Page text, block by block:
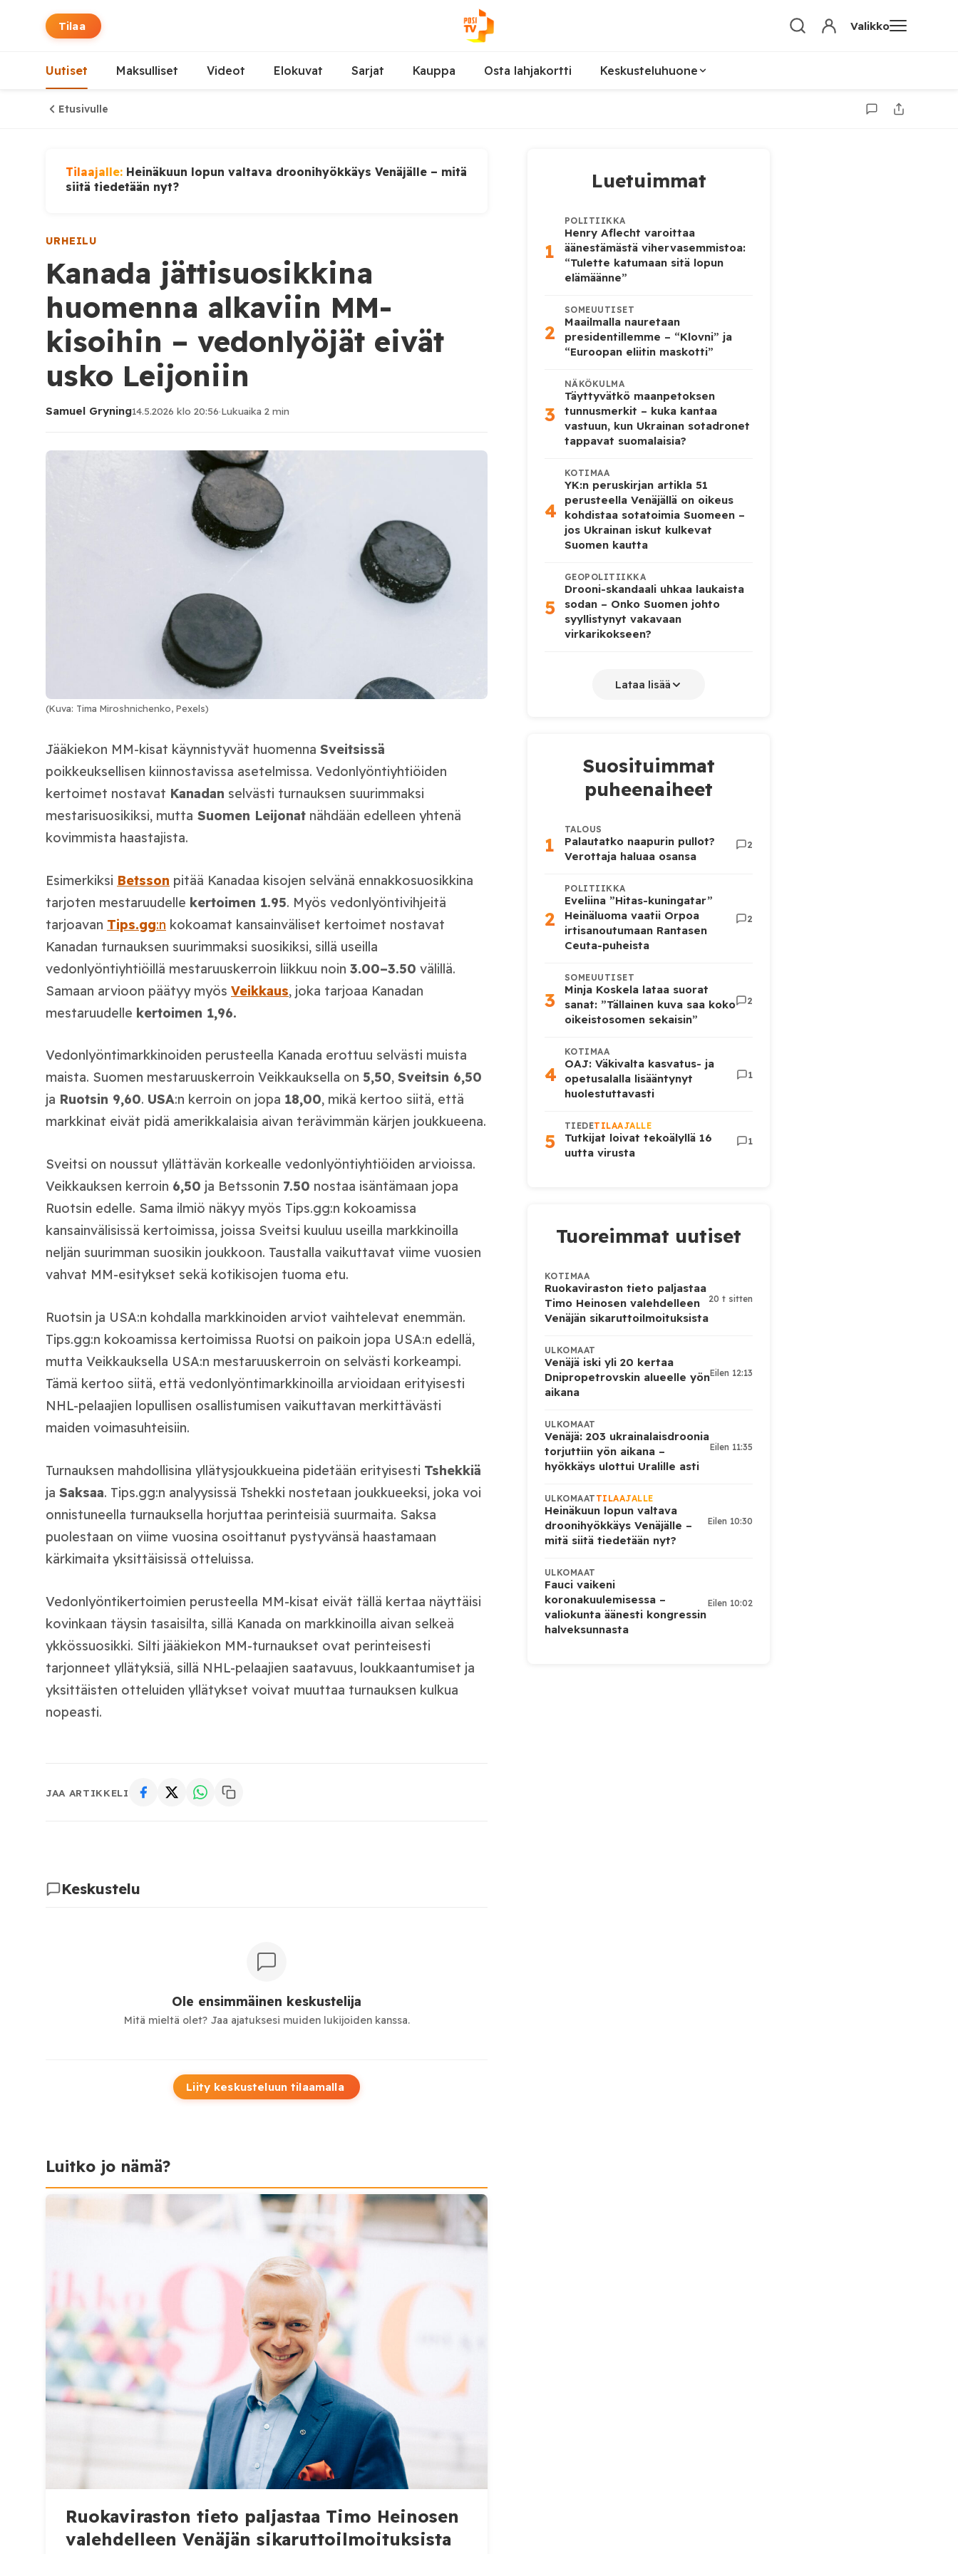
Tilaa Valikko
Uutiset Maksulliset Videot Elokuvat Sarjat Kauppa Osta lahjakortti Keskusteluhuone
Etusivulle
Tilaajalle: Heinäkuun lopun valtava droonihyökkäys Venäjälle – mitä
siitä tiedetään nyt?
URHEILU
Kanada jättisuosikkina
huomenna alkaviin MM-
kisoihin – vedonlyöjät eivät
usko Leijoniin
Samuel Gryning14.5.2026 klo 20:56·Lukuaika 2 min
(Kuva: Tima Miroshnichenko, Pexels)
Jääkiekon MM-kisat käynnistyvät huomenna Sveitsissä
poikkeuksellisen kiinnostavissa asetelmissa. Vedonlyöntiyhtiöiden
kertoimet nostavat Kanadan selvästi turnauksen suurimmaksi
mestarisuosikiksi, mutta Suomen Leijonat nähdään edelleen yhtenä
kovimmista haastajista.
Esimerkiksi Betsson pitää Kanadaa kisojen selvänä ennakkosuosikkina
tarjoten mestaruudelle kertoimen 1.95. Myös vedonlyöntivihjeitä
tarjoavan Tips.gg:n kokoamat kansainväliset kertoimet nostavat
Kanadan turnauksen suurimmaksi suosikiksi, sillä useilla
vedonlyöntiyhtiöillä mestaruuskerroin liikkuu noin 3.00–3.50 välillä.
Samaan arvioon päätyy myös Veikkaus, joka tarjoaa Kanadan
mestaruudelle kertoimen 1,96.
Vedonlyöntimarkkinoiden perusteella Kanada erottuu selvästi muista
maista. Suomen mestaruuskerroin Veikkauksella on 5,50, Sveitsin 6,50
ja Ruotsin 9,60. USA:n kerroin on jopa 18,00, mikä kertoo siitä, että
markkinat eivät pidä amerikkalaisia aivan terävimmän kärjen joukkueena.
Sveitsi on noussut yllättävän korkealle vedonlyöntiyhtiöiden arvioissa.
Veikkauksen kerroin 6,50 ja Betssonin 7.50 nostaa isäntämaan jopa
Ruotsin edelle. Sama ilmiö näkyy myös Tips.gg:n kokoamissa
kansainvälisissä kertoimissa, joissa Sveitsi kuuluu useilla markkinoilla
neljän suurimman suosikin joukkoon. Taustalla vaikuttavat viime vuosien
vahvat MM-esitykset sekä kotikisojen tuoma etu.
Ruotsin ja USA:n kohdalla markkinoiden arviot vaihtelevat enemmän.
Tips.gg:n kokoamissa kertoimissa Ruotsi on paikoin jopa USA:n edellä,
mutta Veikkauksella USA:n mestaruuskerroin on selvästi korkeampi.
Tämä kertoo siitä, että vedonlyöntimarkkinoilla arvioidaan erityisesti
NHL-pelaajien lopullisen osallistumisen vaikuttavan merkittävästi
maiden voimasuhteisiin.
Turnauksen mahdollisina yllätysjoukkueina pidetään erityisesti Tshekkiä
ja Saksaa. Tips.gg:n analyysissä Tshekki nostetaan joukkueeksi, joka voi
onnistuneella turnauksella horjuttaa perinteisiä suurmaita. Saksa
puolestaan on viime vuosina osoittanut pystyvänsä haastamaan
kärkimaita yksittäisissä otteluissa.
Vedonlyöntikertoimien perusteella MM-kisat eivät tällä kertaa näyttäisi
kovinkaan täysin tasaisilta, sillä Kanada on markkinoilla aivan selkeä
ykkössuosikki. Silti jääkiekon MM-turnaukset ovat perinteisesti
tarjonneet yllätyksiä, sillä NHL-pelaajien saatavuus, loukkaantumiset ja
yksittäisten otteluiden yllätykset voivat muuttaa turnauksen kulkua
nopeasti.
JAA ARTIKKELI
Keskustelu
Ole ensimmäinen keskustelija
Mitä mieltä olet? Jaa ajatuksesi muiden lukijoiden kanssa.
Liity keskusteluun tilaamalla
Luitko jo nämä?
Ruokaviraston tieto paljastaa Timo Heinosen
valehdelleen Venäjän sikaruttoilmoituksista
Luetuimmat
1
POLITIIKKA
Henry Aflecht varoittaa
äänestämästä vihervasemmistoa:
“Tulette katumaan sitä lopun
elämäänne”
2
SOMEUUTISET
Maailmalla nauretaan
presidentillemme – “Klovni” ja
“Euroopan eliitin maskotti”
3
NÄKÖKULMA
Täyttyvätkö maanpetoksen
tunnusmerkit – kuka kantaa
vastuun, kun Ukrainan sotadronet
tappavat suomalaisia?
4
KOTIMAA
YK:n peruskirjan artikla 51
perusteella Venäjällä on oikeus
kohdistaa sotatoimia Suomeen –
jos Ukrainan iskut kulkevat
Suomen kautta
5
GEOPOLITIIKKA
Drooni-skandaali uhkaa laukaista
sodan – Onko Suomen johto
syyllistynyt vakavaan
virkarikokseen?
Lataa lisää
Suosituimmat
puheenaiheet
1
TALOUS
Palautatko naapurin pullot?
Verottaja haluaa osansa
2
2
POLITIIKKA
Eveliina ”Hitas-kuningatar”
Heinäluoma vaatii Orpoa
irtisanoutumaan Rantasen
Ceuta-puheista
2
3
SOMEUUTISET
Minja Koskela lataa suorat
sanat: ”Tällainen kuva saa koko
oikeistosomen sekaisin”
2
4
KOTIMAA
OAJ: Väkivalta kasvatus- ja
opetusalalla lisääntynyt
huolestuttavasti
1
5
TIEDETILAAJALLE
Tutkijat loivat tekoälyllä 16
uutta virusta
1
Tuoreimmat uutiset
KOTIMAA
Ruokaviraston tieto paljastaa
Timo Heinosen valehdelleen
Venäjän sikaruttoilmoituksista
20 t sitten
ULKOMAAT
Venäjä iski yli 20 kertaa
Dnipropetrovskin alueelle yön
aikana
Eilen 12:13
ULKOMAAT
Venäjä: 203 ukrainalaisdroonia
torjuttiin yön aikana –
hyökkäys ulottui Uralille asti
Eilen 11:35
ULKOMAAT TILAAJALLE
Heinäkuun lopun valtava
droonihyökkäys Venäjälle –
mitä siitä tiedetään nyt?
Eilen 10:30
ULKOMAAT
Fauci vaikeni
koronakuulemisessa –
valiokunta äänesti kongressin
halveksunnasta
Eilen 10:02